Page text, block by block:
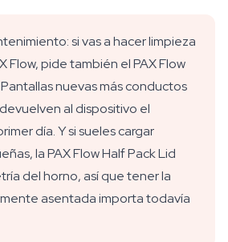
si vas a hacer limpieza
Flow, pide también el PAX Flow
nuevas más conductos
al dispositivo el
día. Y si sueles cargar
la PAX Flow Half Pack Lid
del horno, así que tener la
asentada importa todavía